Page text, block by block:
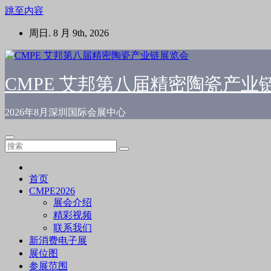
跳至内容
周日. 8 月 9th, 2026
CMPE 艾邦第八届精密陶瓷产业
2026年8月深圳国际会展中心
首页
CMPE2026
展会介绍
精彩视频
联系我们
新消费电子展
展位图
参展范围